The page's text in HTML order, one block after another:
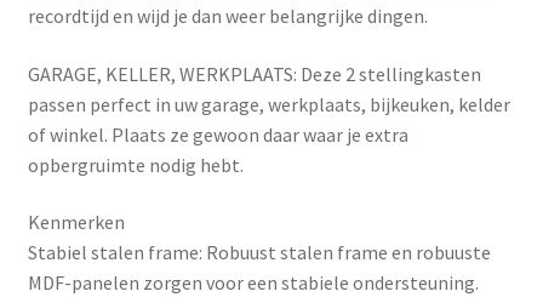
recordtijd en wijd je dan weer belangrijke dingen.
GARAGE, KELLER, WERKPLAATS: Deze 2 stellingkasten
passen perfect in uw garage, werkplaats, bijkeuken, kelder
of winkel. Plaats ze gewoon daar waar je extra
opbergruimte nodig hebt.
Kenmerken
Stabiel stalen frame: Robuust stalen frame en robuuste
MDF-panelen zorgen voor een stabiele ondersteuning.